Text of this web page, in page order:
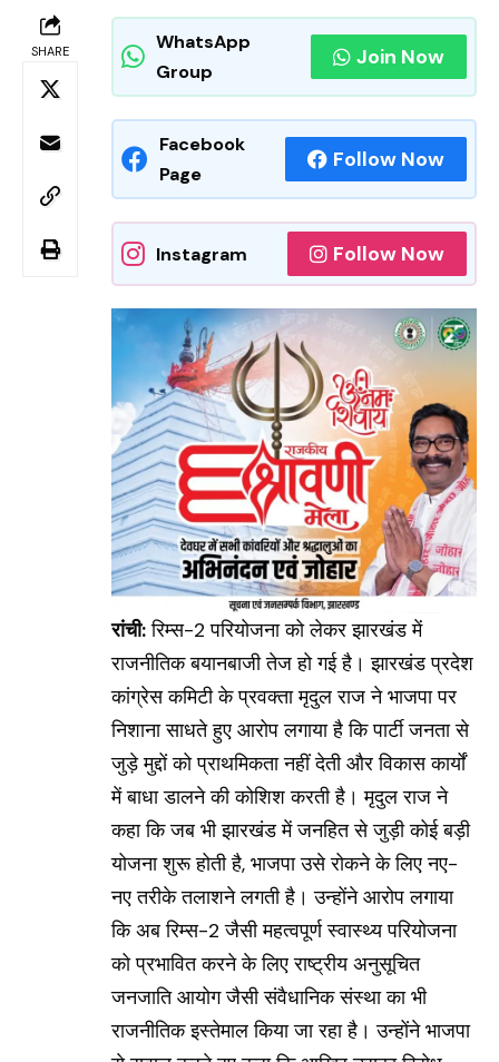
SHARE
WhatsApp
Group
Join Now
Facebook
Page
Follow Now
Instagram Follow Now
रांची:रिम्स-2 परियोजना को लेकर झारखंड में
राजनीतिक बयानबाजी तेज हो गई है। झारखंड प्रदेश
कांग्रेस कमिटी के प्रवक्ता मृदुल राज ने भाजपा पर
निशाना साधते हुए आरोप लगाया है कि पार्टी जनता से
जुड़े मुद्दों को प्राथमिकता नहीं देती और विकास कार्यों
में बाधा डालने की कोशिश करती है। मृदुल राज ने
कहा कि जब भी झारखंड में जनहित से जुड़ी कोई बड़ी
योजना शुरू होती है, भाजपा उसे रोकने के लिए नए-
नए तरीके तलाशने लगती है। उन्होंने आरोप लगाया
कि अब रिम्स-2 जैसी महत्वपूर्ण स्वास्थ्य परियोजना
को प्रभावित करने के लिए राष्ट्रीय अनुसूचित
जनजाति आयोग जैसी संवैधानिक संस्था का भी
राजनीतिक इस्तेमाल किया जा रहा है। उन्होंने भाजपा